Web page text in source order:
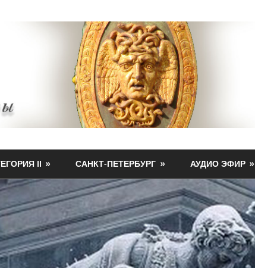
II САНКТ-ПЕТЕРБУРГ АУДИО ЭФИР